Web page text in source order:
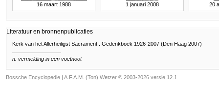
16 maart 1988 1 januari 2008 20
Literatuur en bronnenpublicaties
Kerk van het Allerheiligst Sacrament : Gedenkboek 1926-2007 (Den Haag 2007)
n: vermelding in een voetnoot
Bossche Encyclopedie | A.F.A.M. (Ton) Wetzer © 2003-2026 versie 12.1